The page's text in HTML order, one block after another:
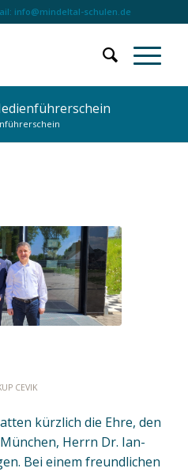
info@mindeltal-schulen.de
CEVIK
kürzlich die Ehre, den
Herrn Dr. Ian-
Bei einem freundlichen